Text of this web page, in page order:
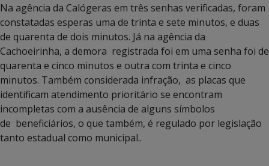
Na agência da Calógeras em três senhas verificadas, foram
constatadas esperas uma de trinta e sete minutos, e duas
de quarenta de dois minutos. Já na agência da
Cachoeirinha, a demora registrada foi em uma senha foi de
quarenta e cinco minutos e outra com trinta e cinco
minutos. Também considerada infração, as placas que
identificam atendimento prioritário se encontram
incompletas com a ausência de alguns símbolos
de beneficiários, o que também, é regulado por legislação
tanto estadual como municipal..